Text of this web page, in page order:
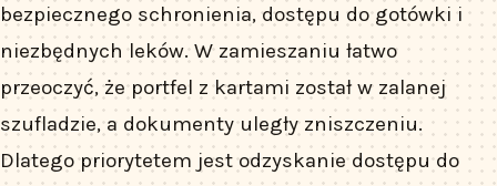
bezpiecznego schronienia, dostępu do gotówki i
niezbędnych leków. W zamieszaniu łatwo
przeoczyć, że portfel z kartami został w zalanej
szufladzie, a dokumenty uległy zniszczeniu.
Dlatego priorytetem jest odzyskanie dostępu do